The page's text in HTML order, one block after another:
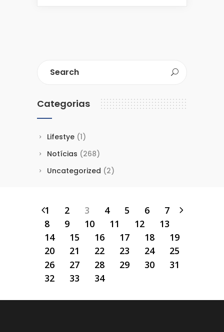
Categorias
Lifestye (1)
Notícias (268)
Uncategorized (2)
1 2 3 4 5 6
7
8
9 10 11 12
13
14
15 16 17 18
19
20
21 22 23 24
25
26
27 28 29 30
31
32
33 34